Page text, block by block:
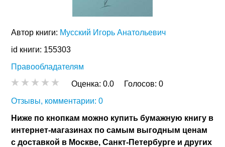
Автор книги: Мусский Игорь Анатольевич
id книги: 155303
Правообладателям
Оценка:0.0 Голосов:0
Отзывы, комментарии: 0
Ниже по кнопкам можно купить бумажную книгу в
интернет-магазинах по самым выгодным ценам
с доставкой в Москве, Санкт-Петербурге и других